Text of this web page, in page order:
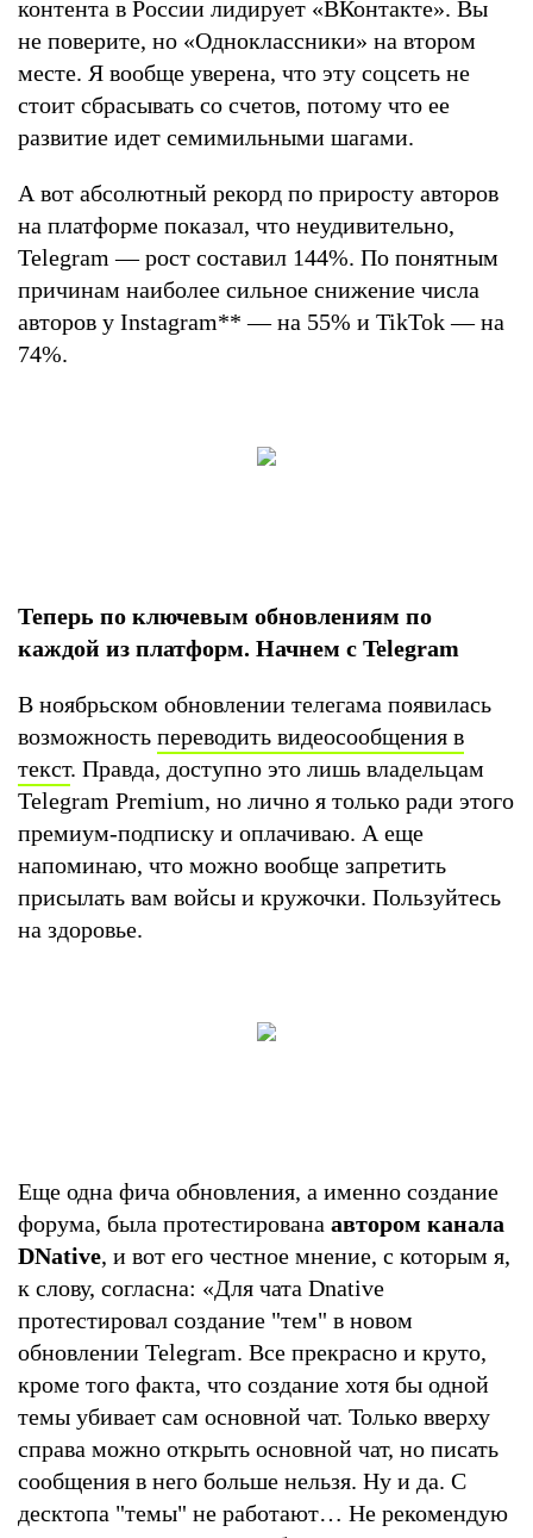
контента в России лидирует «ВКонтакте». Вы
не поверите, но «Одноклассники» на втором
месте. Я вообще уверена, что эту соцсеть не
стоит сбрасывать со счетов, потому что ее
развитие идет семимильными шагами.
А вот абсолютный рекорд по приросту авторов
на платформе показал, что неудивительно,
Telegram — рост составил 144%. По понятным
причинам наиболее сильное снижение числа
авторов у Instagram** — на 55% и TikTok — на
74%.
Теперь по ключевым обновлениям по
каждой из платформ. Начнем с Telegram
В ноябрьском обновлении телегама появилась
возможность переводить видеосообщения в
текст. Правда, доступно это лишь владельцам
Telegram Premium, но лично я только ради этого
премиум-подписку и оплачиваю. А еще
напоминаю, что можно вообще запретить
присылать вам войсы и кружочки. Пользуйтесь
на здоровье.
Еще одна фича обновления, а именно создание
форума, была протестирована автором канала
DNative, и вот его честное мнение, с которым я,
к слову, согласна: «Для чата Dnative
протестировал создание "тем" в новом
обновлении Telegram. Все прекрасно и круто,
кроме того факта, что создание хотя бы одной
темы убивает сам основной чат. Только вверху
справа можно открыть основной чат, но писать
сообщения в него больше нельзя. Ну и да. С
десктопа "темы" не работают… Не рекомендую